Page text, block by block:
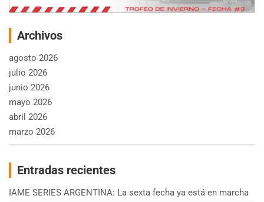
Archivos
agosto 2026
julio 2026
junio 2026
mayo 2026
abril 2026
marzo 2026
Entradas recientes
IAME SERIES ARGENTINA: La sexta fecha ya está en marcha